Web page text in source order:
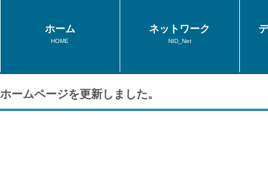
ホーム
HOME
ネットワーク
NID_Net
ホームページを更新しました。